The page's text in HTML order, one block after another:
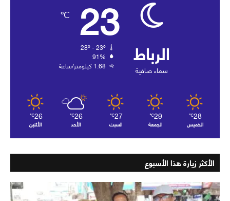
الرباط
سماء صافية
23
℃
91%
1.68 كيلومتر/ساعة
28
℃
الخميس
29
℃
الجمعة
27
℃
السبت
26
℃
الأحد
26
℃
الأثنين
الأكثر زيارة هذا الأسبوع